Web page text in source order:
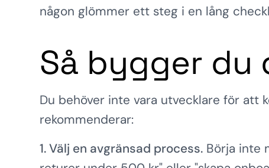
någon glömmer ett steg i en lång
Så bygger du
Du behöver inte vara utvecklare för att
rekommenderar:
1. Välj en avgränsad process. Börja inte